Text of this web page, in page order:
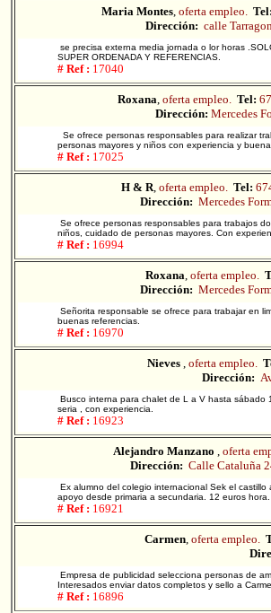
Maria Montes, oferta empleo.
Dirección: calle
se precisa externa media jornada o lor horas
SUPER ORDENADA Y REFERENCIAS.
# Ref : 17040
Roxana, oferta empleo. Tel:
Dirección: Mercedes
Se ofrece personas responsables para realizar
personas mayores y niños con experiencia y
# Ref : 17025
H & R, oferta empleo. Tel:
Dirección: Mercedes
Se ofrece personas responsables para trabajos
niños, cuidado de personas mayores. Con
# Ref : 16994
Roxana, oferta empleo.
Dirección: Mercedes
Señorita responsable se ofrece para trabajar en
buenas referencias.
# Ref : 16970
Nieves , oferta empleo.
Dirección:
Busco interna para chalet de L a V hasta sábado
seria , con experiencia.
# Ref : 16923
Alejandro Manzano , oferta
Dirección: Calle Cataluña
Ex alumno del colegio internacional Sek el
apoyo desde primaria a secundaria. 12 euros hora.
# Ref : 16921
Carmen, oferta empleo.
Empresa de publicidad selecciona personas de
Interesados enviar datos completos y sello a
# Ref : 16896